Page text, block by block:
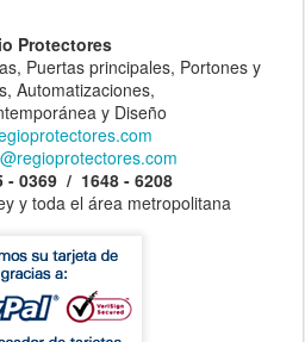
Protectores
Puertas principales, Portones y
Automatizaciones,
y Diseño
- 0369 / 1648 - 6208
y toda el área metropolitana